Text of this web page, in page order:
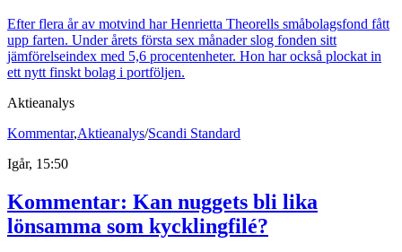
Efter flera år av motvind har Henrietta Theorells småbolagsfond fått
upp farten. Under årets första sex månader slog fonden sitt
jämförelseindex med 5,6 procentenheter. Hon har också plockat in
ett nytt finskt bolag i portföljen.
Aktieanalys
Kommentar,Aktieanalys/Scandi Standard
Igår, 15:50
Kommentar: Kan nuggets bli lika
lönsamma som kycklingfilé?